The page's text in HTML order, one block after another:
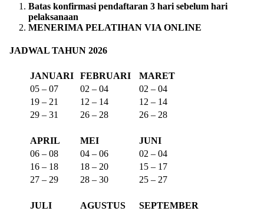
Batas konfirmasi pendaftaran 3 hari sebelum hari
pelaksanaan
MENERIMA PELATIHAN VIA ONLINE
JADWAL TAHUN 2026
JANUARI FEBRUARI
MARET
05 – 07
02 – 04
02 – 04
19 – 21
12 – 14
12 – 14
29 – 31
26 – 28 26 – 28
APRIL MEI
JUNI
06 – 08
04 – 06
02 – 04
16 – 18
18 – 20
15 – 17
27 – 29
28 – 30 25 – 27
JULI AGUSTUS
SEPTEMBER